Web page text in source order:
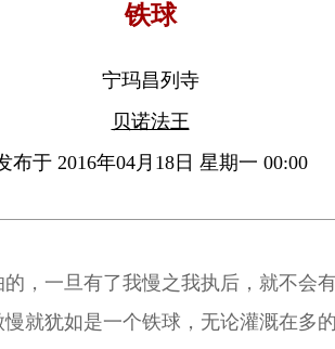
铁球
宁玛昌列寺
贝诺法王
布于 2016年04月18日 星期一 00:00
，一旦有了我慢之我执后，就不会
就犹如是一个铁球，无论灌溉在多